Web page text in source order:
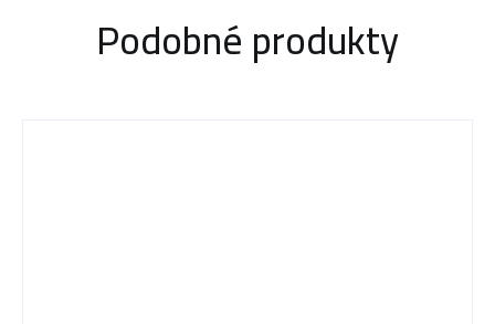
Podobné produkty